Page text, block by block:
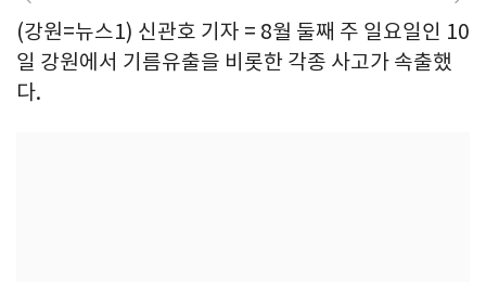
(강원=뉴스1) 신관호 기자 = 8월 둘째 주 일요일인 10
일 강원에서 기름유출을 비롯한 각종 사고가 속출했
다.